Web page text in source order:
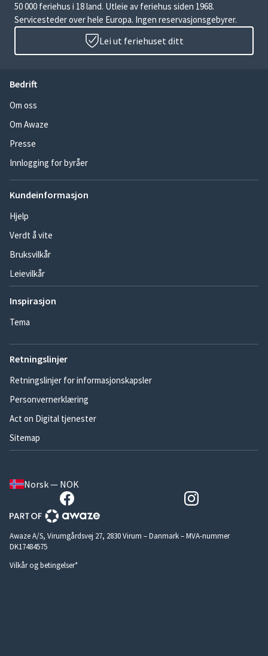
50 000 feriehus i 18 land. Utleie av feriehus siden 1968.
Servicesteder over hele Europa. Ingen reservasjonsgebyrer.
Lei ut feriehuset ditt
Bedrift
Om oss
Om Awaze
Presse
Innlogging for byråer
Kundeinformasjon
Hjelp
Verdt å vite
Bruksvilkår
Leievilkår
Inspirasjon
Tema
Retningslinjer
Retningslinjer for informasjonskapsler
Personvernerklæring
Act on Digital tjenester
Sitemap
Norsk — NOK
Awaze A/S, Virumgårdsvej 27, 2830 Virum – Danmark – MVA-nummer
DK17484575
Vilkår og betingelser*